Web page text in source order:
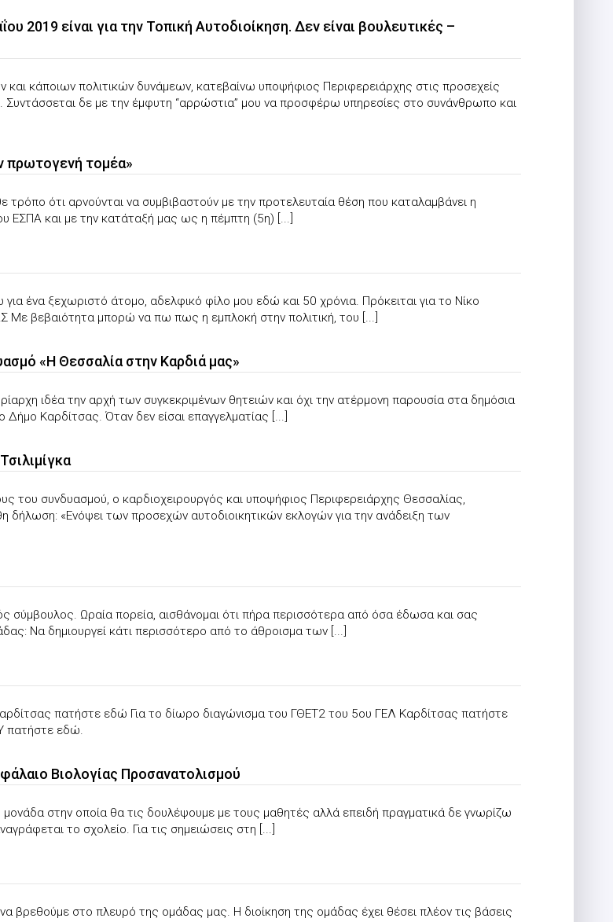
2019 είναι για την Τοπική Αυτοδιοίκηση. Δεν είναι βουλευτικές –
κάποιων πολιτικών δυνάμεων, κατεβαίνω υποψήφιος Περιφερειάρχης στις προσεχείς
Συντάσσεται δε με την έμφυτη “αρρώστια” μου να προσφέρω υπηρεσίες στο συνάνθρωπο και
πρωτογενή τομέα»
ότι αρνούνται να συμβιβαστούν με την προτελευταία θέση που καταλαμβάνει η
ΕΣΠΑ και με την κατάταξή μας ως η πέμπτη (5η) [...]
ξεχωριστό άτομο, αδελφικό φίλο μου εδώ και 50 χρόνια. Πρόκειται για το Νίκο
βεβαιότητα μπορώ να πω πως η εμπλοκή στην πολιτική, του [...]
«Η Θεσσαλία στην Καρδιά μας»
ιδέα την αρχή των συγκεκριμένων θητειών και όχι την ατέρμονη παρουσία στα δημόσια
Καρδίτσας. Όταν δεν είσαι επαγγελματίας [...]
του συνδυασμού, ο καρδιοχειρουργός και υποψήφιος Περιφερειάρχης Θεσσαλίας,
δήλωση: «Ενόψει των προσεχών αυτοδιοικητικών εκλογών για την ανάδειξη των
Ωραία πορεία, αισθάνομαι ότι πήρα περισσότερα από όσα έδωσα και σας
Να δημιουργεί κάτι περισσότερο από το άθροισμα των [...]
πατήστε εδώ Για το δίωρο διαγώνισμα του ΓΘΕΤ2 του 5ου ΓΕΛ Καρδίτσας πατήστε
πατήστε εδώ.
Βιολογίας Προσανατολισμού
στην οποία θα τις δουλέψουμε με τους μαθητές αλλά επειδή πραγματικά δε γνωρίζω
το σχολείο. Για τις σημειώσεις στη [...]
βρεθούμε στο πλευρό της ομάδας μας. Η διοίκηση της ομάδας έχει θέσει πλέον τις βάσεις